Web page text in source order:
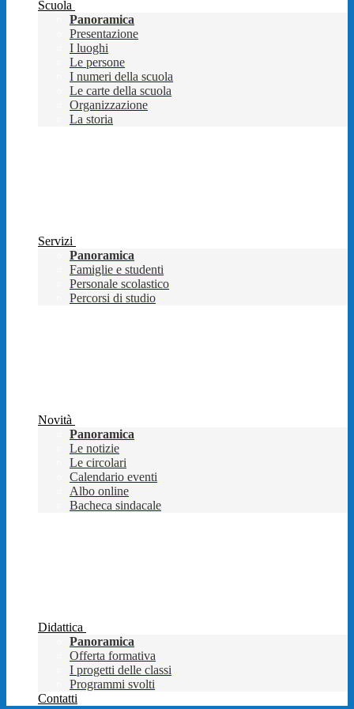
Scuola
Panoramica
Presentazione
I luoghi
Le persone
I numeri della scuola
Le carte della scuola
Organizzazione
La storia
Servizi
Panoramica
Famiglie e studenti
Personale scolastico
Percorsi di studio
Novità
Panoramica
Le notizie
Le circolari
Calendario eventi
Albo online
Bacheca sindacale
Didattica
Panoramica
Offerta formativa
I progetti delle classi
Programmi svolti
Contatti